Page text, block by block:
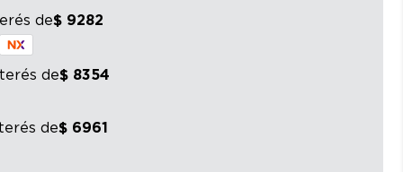
de$ 9282
de$ 8354
de$ 6961